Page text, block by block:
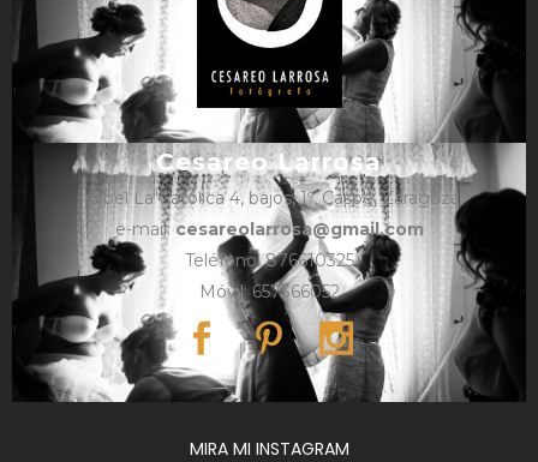
Cesareo Larrosa
Isabel La Católica 4, bajos, 1º, Caspe, Zaragoza
e-mail: cesareolarrosa@gmail.com
Teléfono: 876610325
Móvil: 657366052
MIRA MI INSTAGRAM